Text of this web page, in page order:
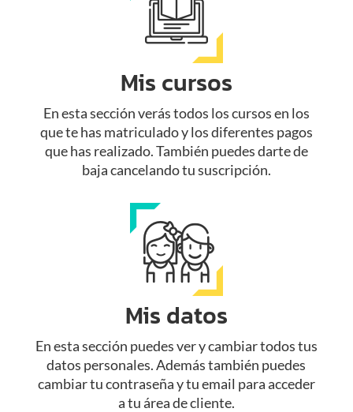
Mis cursos
En esta sección verás todos los cursos en los
que te has matriculado y los diferentes pagos
que has realizado. También puedes darte de
baja cancelando tu suscripción.
Mis datos
En esta sección puedes ver y cambiar todos tus
datos personales. Además también puedes
cambiar tu contraseña y tu email para acceder
a tu área de cliente.